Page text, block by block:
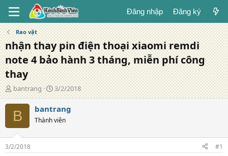
Đăng nhập Đăng ký
Rao vặt
nhận thay pin điện thoại xiaomi remdi
note 4 bảo hành 3 tháng, miễn phí công
thay
T
á
c
g
ả
bantrang
N
g
à
đ
g
3/2/2018
B bantrang
Thành viên
3/2/2018 #1